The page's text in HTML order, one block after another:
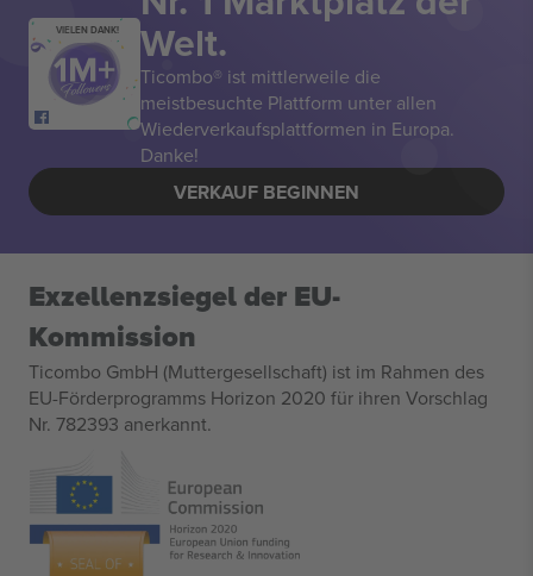
VIELEN DANK! Welt.
Ticombo® ist mittlerweile die
meistbesuchte Plattform unter allen
Wiederverkaufsplattformen in Europa.
Danke!
VERKAUF BEGINNEN
Exzellenzsiegel der EU-
Kommission
Ticombo GmbH (Muttergesellschaft) ist im Rahmen des
EU-Förderprogramms Horizon 2020 für ihren Vorschlag
Nr. 782393 anerkannt.